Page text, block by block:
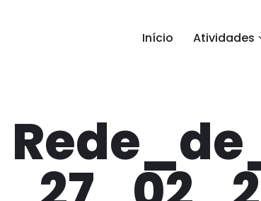
Início Atividades